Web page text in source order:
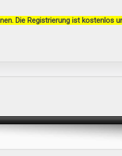
Die Registrierung ist kostenlos